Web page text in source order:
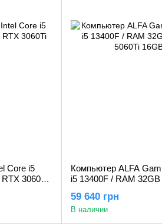
Core i5
3060Ti
Компьютер ALFA
i5 13400F / RAM
59 640 грн
В наличии